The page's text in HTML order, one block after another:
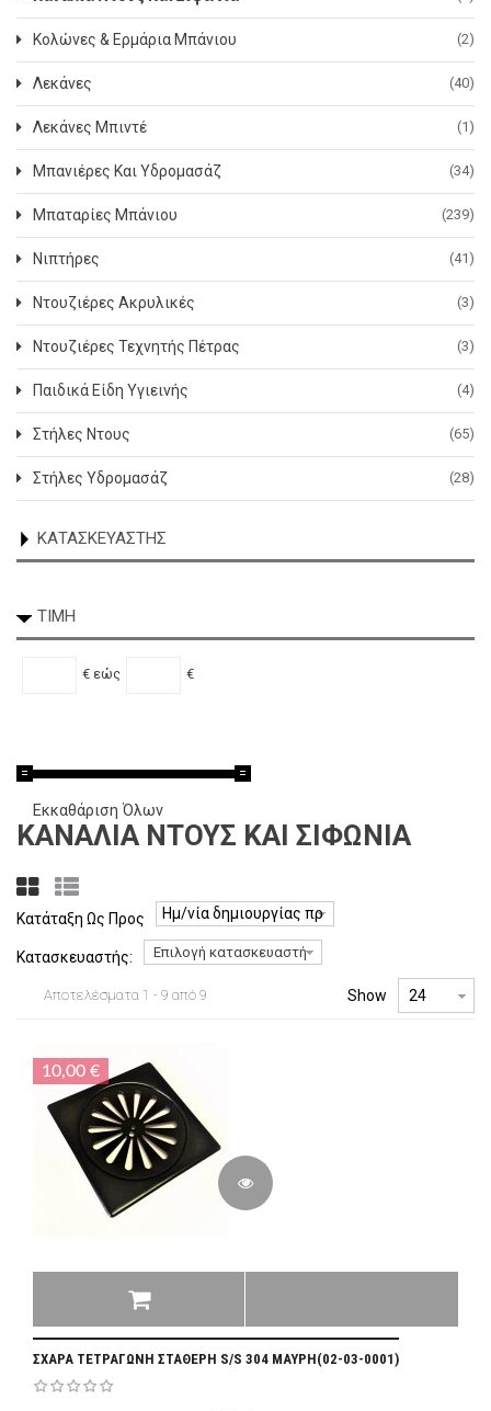
Κολώνες & Ερμάρια Μπάνιου (2)
Λεκάνες (40)
Λεκάνες Μπιντέ (1)
Μπανιέρες Και Υδρομασάζ (34)
Μπαταρίες Μπάνιου (239)
Νιπτήρες (41)
Ντουζιέρες Ακρυλικές (3)
Ντουζιέρες Τεχνητής Πέτρας (3)
Παιδικά Είδη Υγιεινής (4)
Στήλες Ντους (65)
Στήλες Υδρομασάζ (28)
ΚΑΤΑΣΚΕΥΑΣΤΉΣ
Acquanet (2)
Tema (1)
ΤΙΜΉ
€ εώς €
Εκκαθάριση Όλων
ΚΑΝΆΛΙΑ ΝΤΟΥΣ ΚΑΙ ΣΙΦΏΝΙΑ
Κατάταξη Ως Προς Ημ/νία δημιουργίας προϊόντος -/+
Κατασκευαστής: Επιλογή κατασκευαστή
Show
Αποτελέσματα 1 - 9 από 9
10,00 €
ΣΧΑΡΑ ΤΕΤΡΑΓΩΝΗ ΣΤΑΘΕΡΗ S/S 304 ΜΑΥΡΗ(02-03-0001)